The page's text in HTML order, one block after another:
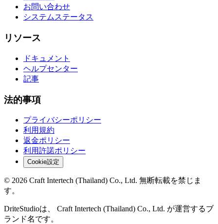
お問い合わせ
システムステータス
リソース
ドキュメント
ヘルプセンター
記事
法的事項
プライバシーポリシー
利用規約
返金ポリシー
利用許諾ポリシー
Cookie設定
© 2026 Craft Intertech (Thailand) Co., Ltd. 無断転載を禁じま
す。
DriteStudioは、 Craft Intertech (Thailand) Co., Ltd. が運営するブ
ランド名です。